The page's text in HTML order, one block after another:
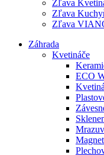
Zľava
Zľava
Zľava
Záhrada
Kvetináče
ECO